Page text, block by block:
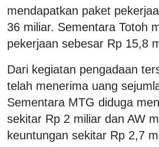
mendapatkan paket
36 miliar. Sementara Totoh
pekerjaan sebesar Rp 15,8
Dari kegiatan pengadaan
telah menerima uang
Sementara MTG diduga
sekitar Rp 2 miliar dan AW
keuntungan sekitar Rp 2,7